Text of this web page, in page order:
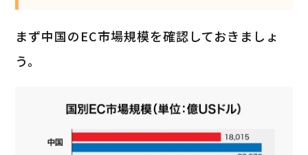
まず中国のEC市場規模を確認しておきましょ
う。